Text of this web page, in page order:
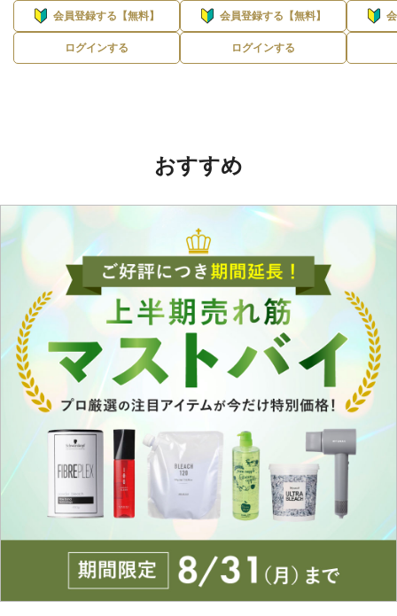
会員登録する【無料】
ログインする
会員登録する【無料】
ログインする
おすすめ